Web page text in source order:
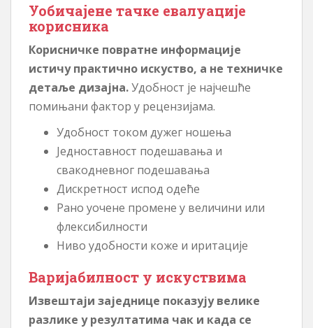
Уобичајене тачке евалуације
корисника
Корисничке повратне информације
истичу практично искуство, а не техничке
детаље дизајна.Удобност је најчешће
помињани фактор у рецензијама.
Удобност током дужег ношења
Једноставност подешавања и
свакодневног подешавања
Дискретност испод одеће
Рано уочене промене у величини или
флексибилности
Ниво удобности коже и иритације
Варијабилност у искуствима
Извештаји заједнице показују велике
разлике у резултатима чак и када се